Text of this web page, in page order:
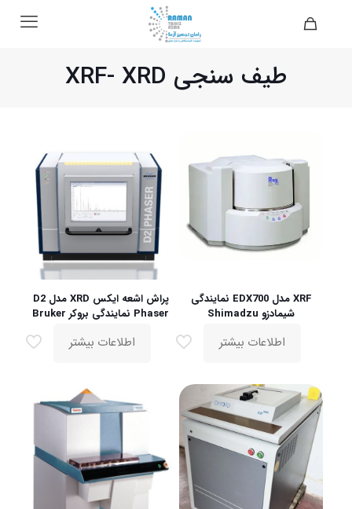
طیف سنجی XRF- XRD
XRF مدل EDX700 نمایندگی
شیمادزو Shimadzu
اطلاعات بیشتر
پراش اشعه ایکس XRD مدل D2
Phaser نمایندگی بروکر Bruker
اطلاعات بیشتر